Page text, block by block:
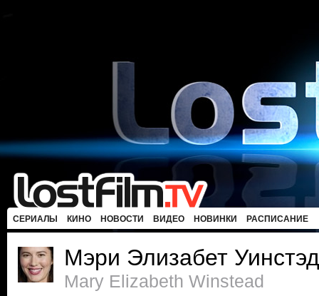
СЕРИАЛЫ КИНО НОВОСТИ ВИДЕО НОВИНКИ РАСПИСАНИЕ
Мэри Элизабет Уинстэд
Mary Elizabeth Winstead